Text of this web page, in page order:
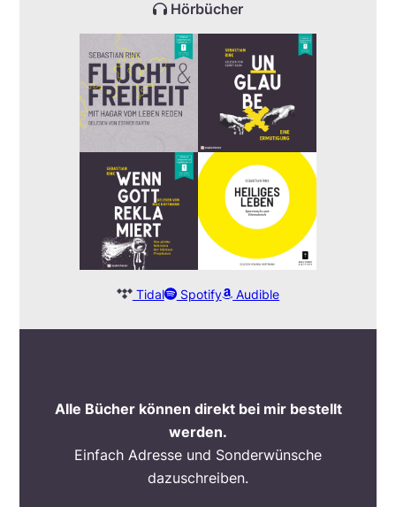
Hörbücher
Tidal Spotify Audible
Alle Bücher können direkt bei mir bestellt
werden.
Einfach Adresse und Sonderwünsche
dazuschreiben.